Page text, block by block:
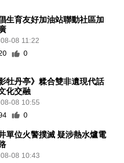
生育友好加油站聯動社區加
08 11:22
0
影牡丹亭》糅合雙非遺現代話
化交融
08 10:55
0
單位火警撲滅 疑涉熱水爐電
08 10:43